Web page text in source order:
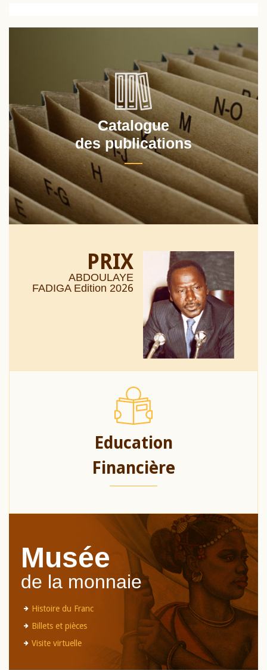
Catalogue
des publications
PRIX
ABDOULAYE
FADIGA Edition 2026
Education
Financière
Musée
de la monnaie
Histoire du Franc
Billets et pièces
Visite virtuelle